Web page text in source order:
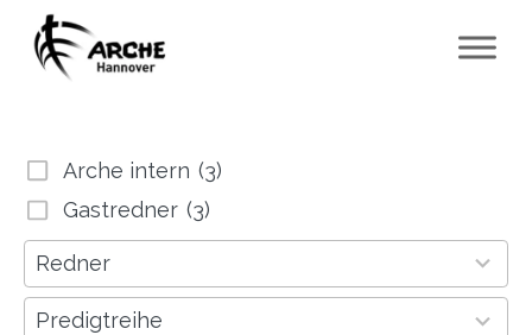
Arche intern (3)
Gastredner (3)
Redner
5
results
available
Predigtreihe
2
results